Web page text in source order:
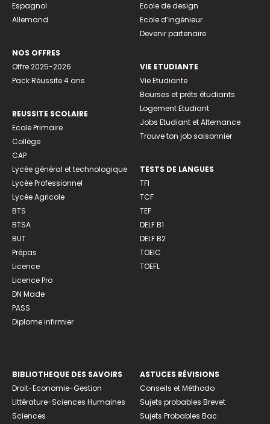
Espagnol
Allemand
NOS OFFRES
Offre 2025-2026
Pack Réussite 4 ans
REUSSITE SCOLAIRE
Ecole Primaire
Collège
CAP
Lycée général et technologique
Lycée Professionnel
Lycée Agricole
BTS
BTSA
BUT
Prépas
Licence
Licence Pro
DN Made
PASS
Diplome infirmier
Ecole de design
Ecole d’ingénieur
Devenir partenaire
VIE ETUDIANTE
Vie Etudiante
Bourses et prêts étudiants
Logement Etudiant
Jobs Etudiant et Alternance
Trouve ton job saisonnier
TESTS DE LANGUES
TFI
TCF
TEF
DELF B1
DELF B2
TOEIC
TOEFL
BIBLIOTHEQUE DES SAVOIRS
Droit-Economie-Gestion
Littérature-Sciences Humaines
Sciences
ASTUCES RÉVISIONS
Conseils et Méthodo
Sujets probables Brevet
Sujets Probables Bac